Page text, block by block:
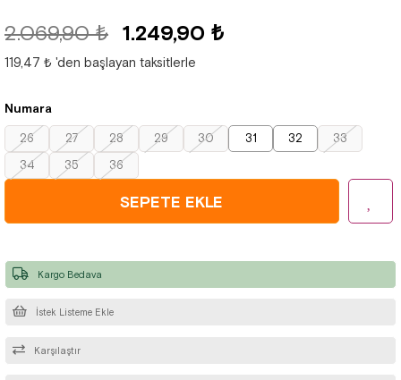
2.069,90 ₺ 1.249,90 ₺
119,47 ₺ 'den başlayan taksitlerle
Numara
26 27 28 29 30 31 32
33
34
35 36
İstek Listeme Ekle
Karşılaştır
Kargo Bedava